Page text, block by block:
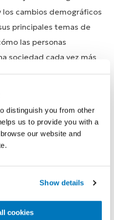
distinguish you from other
us to provide you with a
our website and
Show details
cookies
cambios demográficos
principales temas de
las personas
sociedad cada vez más
que se aproximen
es un privilegio para él.